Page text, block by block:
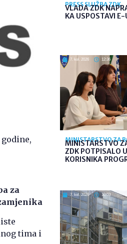
za
tima i
PRESS SLUŽBA ZDK
VLADA ZDK
KA USPOSTAVI E-
7. kol. 2026 12:36
MINISTARSTVO ZA
MINISTARSTVO
ZDK POTPISALO
KORISNIKA
7. kol. 2026 10:03